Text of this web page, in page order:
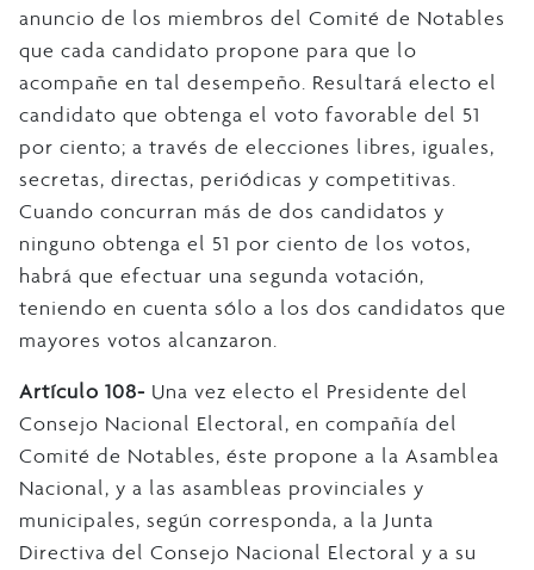
anuncio de los miembros del Comité de Notables
que cada candidato propone para que lo
acompañe en tal desempeño. Resultará electo el
candidato que obtenga el voto favorable del 51
por ciento; a través de elecciones libres, iguales,
secretas, directas, periódicas y competitivas.
Cuando concurran más de dos candidatos y
ninguno obtenga el 51 por ciento de los votos,
habrá que efectuar una segunda votación,
teniendo en cuenta sólo a los dos candidatos que
mayores votos alcanzaron.
Artículo 108- Una vez electo el Presidente del
Consejo Nacional Electoral, en compañía del
Comité de Notables, éste propone a la Asamblea
Nacional, y a las asambleas provinciales y
municipales, según corresponda, a la Junta
Directiva del Consejo Nacional Electoral y a su